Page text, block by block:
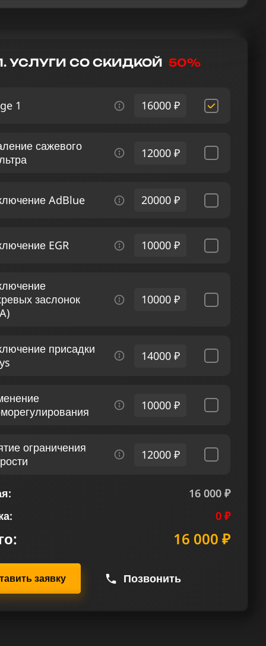
УСЛУГИ СО СКИДКОЙ 50%
1 16000 ₽
сажевого
12000 ₽
AdBlue 20000 ₽
EGR 10000 ₽
заслонок
10000 ₽
присадки
14000 ₽
10000 ₽
ограничения
12000 ₽
16 000 ₽
0 ₽
16 000 ₽
заявку Позвонить